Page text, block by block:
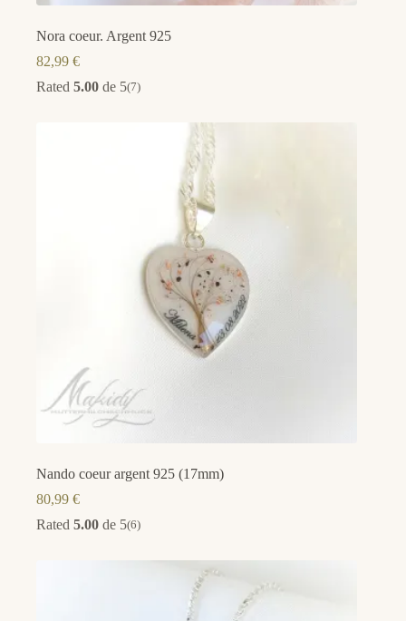
Nora coeur. Argent 925
82,99 €
Rated 5.00 de 5(7)
Nando coeur argent 925 (17mm)
80,99 €
Rated 5.00 de 5(6)